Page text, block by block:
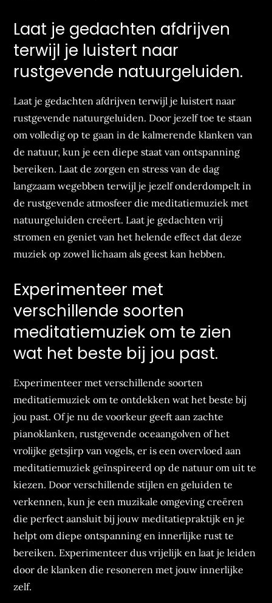
Laat je gedachten afdrijven
terwijl je luistert naar
rustgevende natuurgeluiden.
Laat je gedachten afdrijven terwijl je luistert naar
rustgevende natuurgeluiden. Door jezelf toe te staan
om volledig op te gaan in de kalmerende klanken van
de natuur, kun je een diepe staat van ontspanning
bereiken. Laat de zorgen en stress van de dag
langzaam wegebben terwijl je jezelf onderdompelt in
de rustgevende atmosfeer die meditatiemuziek met
natuurgeluiden creëert. Laat je gedachten vrij
stromen en geniet van het helende effect dat deze
muziek op zowel lichaam als geest kan hebben.
Experimenteer met
verschillende soorten
meditatiemuziek om te zien
wat het beste bij jou past.
Experimenteer met verschillende soorten
meditatiemuziek om te ontdekken wat het beste bij
jou past. Of je nu de voorkeur geeft aan zachte
pianoklanken, rustgevende oceaangolven of het
vrolijke getsjirp van vogels, er is een overvloed aan
meditatiemuziek geïnspireerd op de natuur om uit te
kiezen. Door verschillende stijlen en geluiden te
verkennen, kun je een muzikale omgeving creëren
die perfect aansluit bij jouw meditatiepraktijk en je
helpt om diepe ontspanning en innerlijke rust te
bereiken. Experimenteer dus vrijelijk en laat je leiden
door de klanken die resoneren met jouw innerlijke
zelf.